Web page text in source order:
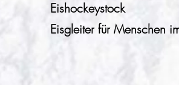
Eishockeystock
Eisgleiter für Menschen